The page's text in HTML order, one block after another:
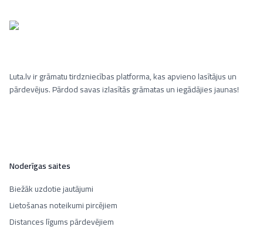
Luta.lv ir grāmatu tirdzniecības platforma, kas apvieno lasītājus un
pārdevējus. Pārdod savas izlasītās grāmatas un iegādājies jaunas!
Noderīgas saites
Biežāk uzdotie jautājumi
Lietošanas noteikumi pircējiem
Distances līgums pārdevējiem